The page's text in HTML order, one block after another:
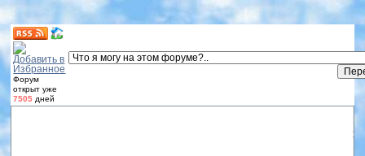
Форум
открыт уже
7505 дней